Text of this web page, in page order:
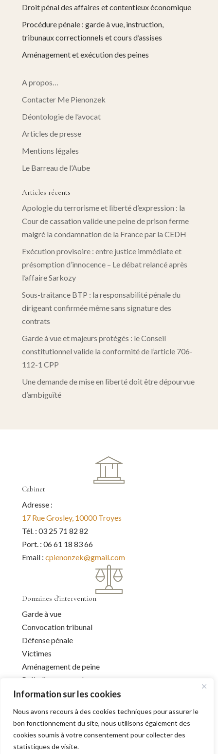
Information sur les cookies
Nous avons recours à des cookies techniques pour assurer le
bon fonctionnement du site, nous utilisons également des
cookies soumis à votre consentement pour collecter des
statistiques de visite.
Droit pénal des affaires et contentieux économique
Procédure pénale : garde à vue, instruction,
tribunaux correctionnels et cours d’assises
Aménagement et exécution des peines
A propos…
Contacter Me Pienonzek
Déontologie de l’avocat
Articles de presse
Mentions légales
Le Barreau de l’Aube
Articles récents
Apologie du terrorisme et liberté d’expression : la
Cour de cassation valide une peine de prison ferme
malgré la condamnation de la France par la CEDH
Exécution provisoire : entre justice immédiate et
présomption d’innocence – Le débat relancé après
l’affaire Sarkozy
Sous-traitance BTP : la responsabilité pénale du
dirigeant confirmée même sans signature des
contrats
Garde à vue et majeurs protégés : le Conseil
constitutionnel valide la conformité de l’article 706-
112-1 CPP
Une demande de mise en liberté doit être dépourvue
d’ambiguïté
Cabinet
Adresse :
17 Rue Grosley, 10000 Troyes
Tél. : 03 25 71 82 82
Port. : 06 61 18 83 66
Email : cpienonzek@gmail.com
Domaines d'intervention
Garde à vue
Convocation tribunal
Défense pénale
Victimes
Aménagement de peine
Préjudice corporel
Infos utiles
Liens utiles
Mentions légales